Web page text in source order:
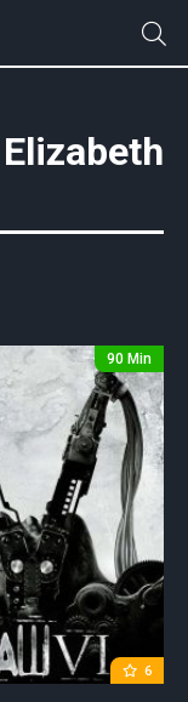
Elizabeth
6
90 Min